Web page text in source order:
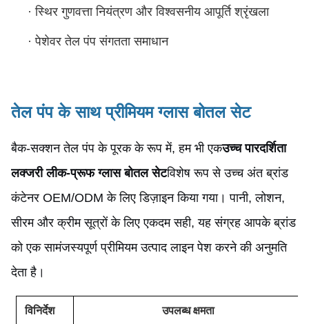
· स्थिर गुणवत्ता नियंत्रण और विश्वसनीय आपूर्ति श्रृंखला
· पेशेवर तेल पंप संगतता समाधान
तेल पंप के साथ प्रीमियम ग्लास बोतल सेट
बैक-सक्शन तेल पंप के पूरक के रूप में, हम भी एकउच्च पारदर्शिता
लक्जरी लीक-प्रूफ ग्लास बोतल सेटविशेष रूप से उच्च अंत ब्रांड
कंटेनर OEM/ODM के लिए डिज़ाइन किया गया। पानी, लोशन,
सीरम और क्रीम सूत्रों के लिए एकदम सही, यह संग्रह आपके ब्रांड
को एक सामंजस्यपूर्ण प्रीमियम उत्पाद लाइन पेश करने की अनुमति
देता है।
विनिर्देश उपलब्ध क्षमता